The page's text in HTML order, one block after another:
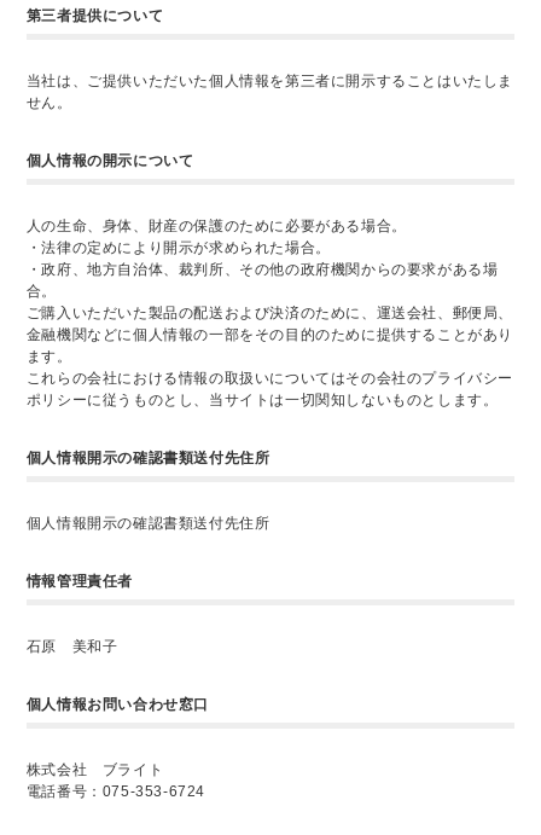
第三者提供について
当社は、ご提供いただいた個人情報を第三者に開示することはいたしま
せん。
個人情報の開示について
人の生命、身体、財産の保護のために必要がある場合。
・法律の定めにより開示が求められた場合。
・政府、地方自治体、裁判所、その他の政府機関からの要求がある場
合。
ご購入いただいた製品の配送および決済のために、運送会社、郵便局、
金融機関などに個人情報の一部をその目的のために提供することがあり
ます。
これらの会社における情報の取扱いについてはその会社のプライバシー
ポリシーに従うものとし、当サイトは一切関知しないものとします。
個人情報開示の確認書類送付先住所
個人情報開示の確認書類送付先住所
情報管理責任者
石原 美和子
個人情報お問い合わせ窓口
株式会社 ブライト
電話番号：075-353-6724